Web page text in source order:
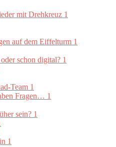
mit Drehkreuz 1
auf dem Eiffelturm 1
schon digital? 1
Team 1
Fragen… 1
sein? 1
1